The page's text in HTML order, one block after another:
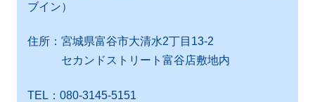
ブイン）
住所：宮城県富谷市大清水2丁目13-2
セカンドストリート富谷店敷地内
TEL：080-3145-5151